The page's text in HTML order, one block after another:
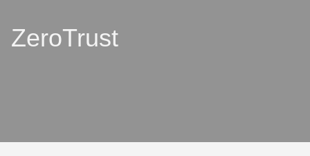
ZeroTrust